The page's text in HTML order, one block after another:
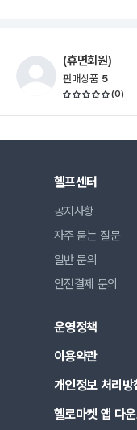
(휴면회원)
판매상품 5
(0)
헬프센터
공지사항
자주 묻는 질문
일반 문의
안전결제 문의
운영정책
이용약관
개인정보 처리방
헬로마켓 앱 다